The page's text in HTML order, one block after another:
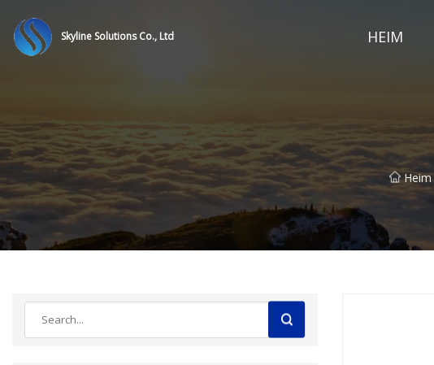
Skyline Solutions Co., Ltd HEIM
Heim